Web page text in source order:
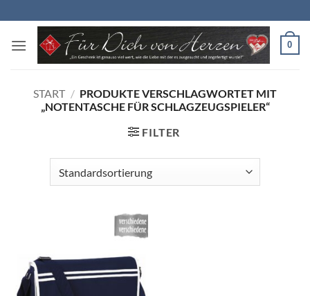
Inhalt
springen
0
START / PRODUKTE VERSCHLAGWORTET MIT
„NOTENTASCHE FÜR SCHLAGZEUGSPIELER“
FILTER